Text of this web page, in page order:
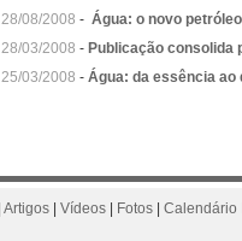
28/08/2008 - Água: o novo petróleo
28/03/2008 - Publicação consolida
25/03/2008 - Água: da essência ao
Artigos Vídeos Fotos Calendário